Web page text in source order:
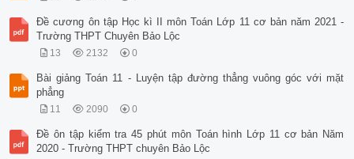
Đề cương ôn tập Học kì II môn Toán Lớp 11 cơ bản năm 2021 -
Trường THPT Chuyên Bảo Lộc
13 2132 0
Bài giảng Toán 11 - Luyện tập đường thẳng vuông góc với mặt
phẳng
11 2090 0
Đề ôn tập kiểm tra 45 phút môn Toán hình Lớp 11 cơ bản Năm
2020 - Trường THPT chuyên Bảo Lộc